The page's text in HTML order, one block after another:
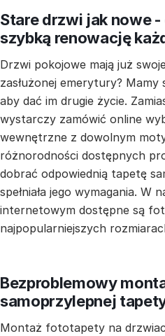
Stare drzwi jak nowe -
szybką renowację
Drzwi pokojowe mają już
zasłużonej emerytury?
aby dać im drugie życie.
wystarczy zamówić online
wewnętrzne z dowolnym
różnorodności dostępnych
dobrać odpowiednią tapetę
spełniała jego wymagania. W
internetowym dostępne są
najpopularniejszych
Bezproblemowy
samoprzylepnej
Montaż fototapety na